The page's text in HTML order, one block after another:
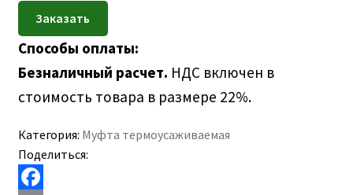
Способы оплаты:
Безналичный расчет. НДС включен в
стоимость товара в размере 22%.
Категория: Муфта термоусаживаемая
Поделиться: